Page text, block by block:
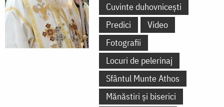
Cuvinte duhovnicești
Predici
Video
Fotografii
Locuri de pelerinaj
Sfântul Munte Athos
Mănăstiri și biserici